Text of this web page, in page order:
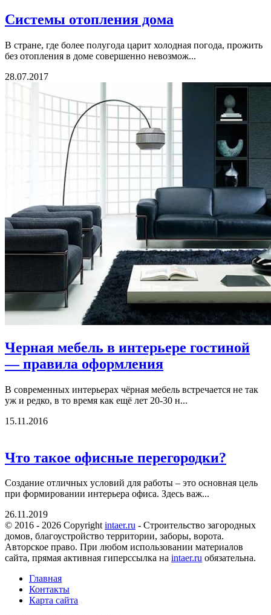
Системы отопления дома
В стране, где более полугода царит холодная погода, прожить
без отопления в доме совершенно невозмож...
28.07.2017
Черная мебель в интерьере гостиной
— правила оформления
В современных интерьерах чёрная мебель встречается не так
уж и редко, в то время как ещё лет 20-30 н...
15.11.2016
Что такое офисные перегородки?
Создание отличных условий для работы – это основная цель
при формировании интерьера офиса. Здесь важ...
26.11.2019
© 2016 - 2026 Copyrightintaer.ru - Cтроительство загородных
домов, благоустройство территории, заборы, ворота.
Авторское право. При любом использовании материалов
сайта, прямая активная гиперссылка на intaer.ru обязательна.
Главная
Контакты
Карта сайта